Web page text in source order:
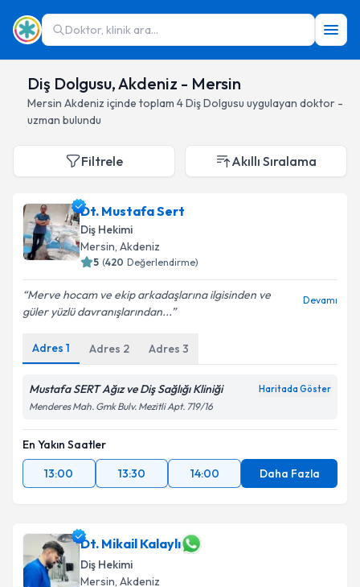
Doktor, klinik ara...
Diş Dolgusu, Akdeniz - Mersin
Mersin Akdeniz içinde toplam 4Diş Dolgusu uygulayan doktor -
uzman bulundu
Filtrele Akıllı Sıralama
Dt. Mustafa Sert
Diş Hekimi
Mersin, Akdeniz
5 (420 Değerlendirme)
Merve hocam ve ekip arkadaşlarına ilgisinden ve
güler yüzlü davranışlarından...
Devamı
Adres 1 Adres 2 Adres 3
Mustafa SERT Ağız ve Diş Sağlığı Kliniği Haritada Göster
Menderes Mah. Gmk Bulv. Mezitli Apt. 719/16
En Yakın Saatler
13:00
13:30 14:00 Daha Fazla
Dt. Mikail Kalaylı
Diş Hekimi
Mersin, Akdeniz